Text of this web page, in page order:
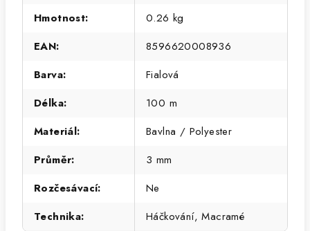
Hmotnost:
0.26 kg
EAN:
8596620008936
Barva:
Fialová
Délka:
100 m
Materiál:
Bavlna / Polyester
Průměr:
3 mm
Rozčesávací:
Ne
Technika: Háčkování, Macramé